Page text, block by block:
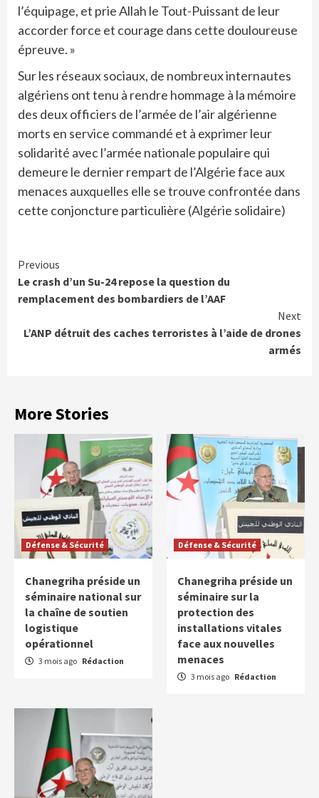
l’équipage, et prie Allah le Tout-Puissant de leur
accorder force et courage dans cette douloureuse
épreuve. »
Sur les réseaux sociaux, de nombreux internautes
algériens ont tenu à rendre hommage à la mémoire
des deux officiers de l’armée de l’air algérienne
morts en service commandé et à exprimer leur
solidarité avec l’armée nationale populaire qui
demeure le dernier rempart de l’Algérie face aux
menaces auxquelles elle se trouve confrontée dans
cette conjoncture particulière (Algérie solidaire)
Continue
Reading
Previous
Le crash d’un Su-24 repose la question du
remplacement des bombardiers de l’AAF
Next
L’ANP détruit des caches terroristes à l’aide de drones
armés
More Stories
Défense & Sécurité
Chanegriha préside un
séminaire national sur
la chaîne de soutien
logistique
opérationnel
3 mois ago Rédaction
Défense & Sécurité
Chanegriha préside un
séminaire sur la
protection des
installations vitales
face aux nouvelles
menaces
3 mois ago Rédaction